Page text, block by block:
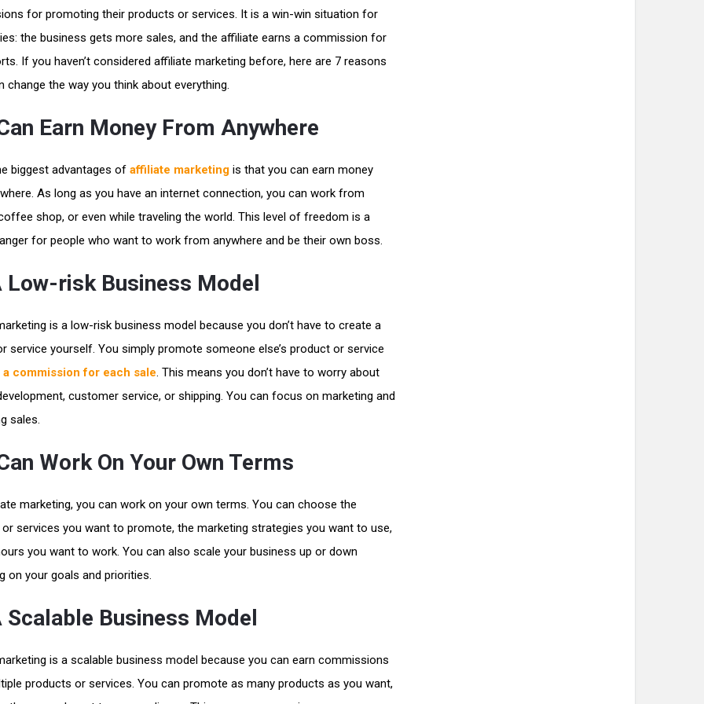
for promoting their products or services. It is a win-win situation for
the business gets more sales, and the affiliate earns a commission for
If you haven’t considered affiliate marketing before, here are 7 reasons
change the way you think about everything.
Earn Money From Anywhere
biggest advantages of affiliate marketing is that you can earn money
As long as you have an internet connection, you can work from
shop, or even while traveling the world. This level of freedom is a
for people who want to work from anywhere and be their own boss.
Low-risk Business Model
is a low-risk business model because you don’t have to create a
service yourself. You simply promote someone else’s product or service
a commission for each sale. This means you don’t have to worry about
customer service, or shipping. You can focus on marketing and
sales.
Work On Your Own Terms
marketing, you can work on your own terms. You can choose the
services you want to promote, the marketing strategies you want to use,
you want to work. You can also scale your business up or down
on your goals and priorities.
Scalable Business Model
is a scalable business model because you can earn commissions
products or services. You can promote as many products as you want,